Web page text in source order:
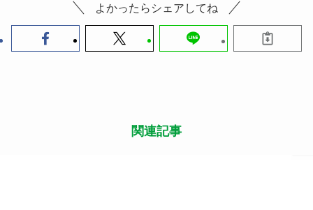
よかったらシェアしてね
関連記事